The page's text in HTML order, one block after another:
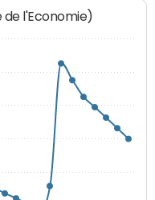
de l'Economie)